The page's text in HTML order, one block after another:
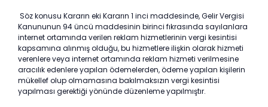
Söz konusu Kararın eki Kararın 1 inci maddesinde, Gelir Vergisi
Kanununun 94 üncü maddesinin birinci fıkrasında sayılanlara
internet ortamında verilen reklam hizmetlerinin vergi kesintisi
kapsamına alınmış olduğu, bu hizmetlere ilişkin olarak hizmeti
verenlere veya internet ortamında reklam hizmeti verilmesine
aracılık edenlere yapılan ödemelerden, ödeme yapılan kişilerin
mükellef olup olmamasına bakılmaksızın vergi kesintisi
yapılması gerektiği yönünde düzenleme yapılmıştır.